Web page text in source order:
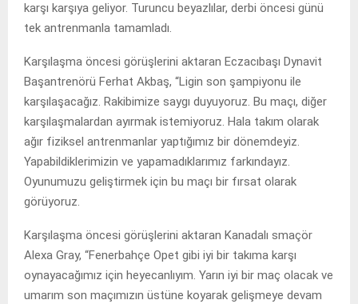
karşı karşıya geliyor. Turuncu beyazlılar, derbi öncesi günü
tek antrenmanla tamamladı.
Karşılaşma öncesi görüşlerini aktaran Eczacıbaşı Dynavit
Başantrenörü Ferhat Akbaş, “Ligin son şampiyonu ile
karşılaşacağız. Rakibimize saygı duyuyoruz. Bu maçı, diğer
karşılaşmalardan ayırmak istemiyoruz. Hala takım olarak
ağır fiziksel antrenmanlar yaptığımız bir dönemdeyiz.
Yapabildiklerimizin ve yapamadıklarımız farkındayız.
Oyunumuzu geliştirmek için bu maçı bir fırsat olarak
görüyoruz.
Karşılaşma öncesi görüşlerini aktaran Kanadalı smaçör
Alexa Gray, “Fenerbahçe Opet gibi iyi bir takıma karşı
oynayacağımız için heyecanlıyım. Yarın iyi bir maç olacak ve
umarım son maçımızın üstüne koyarak gelişmeye devam